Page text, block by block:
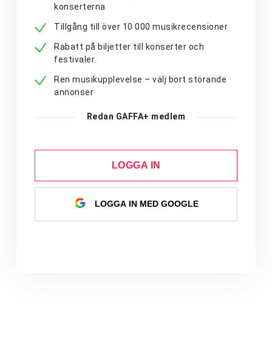
konserterna
Tillgång till över 10 000 musikrecensioner
Rabatt på biljetter till konserter och
festivaler
Ren musikupplevelse – välj bort störande
annonser
Redan GAFFA+ medlem
LOGGA IN
LOGGA IN MED GOOGLE